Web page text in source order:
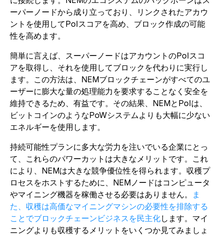
ーパーノードから成り立っており、リンクされたアカウ
ントを使用してPoIスコアを高め、ブロック作成の可能
性を高めます。
簡単に言えば、スーパーノードはアカウントのPoIスコ
アを取得し、それを使用してブロックを代わりに実行し
ます。この方法は、NEMブロックチェーンがすべてのユ
ーザーに膨大な量の処理能力を要求することなく安全を
維持できるため、有益です。その結果、NEMとPoIは、
ビットコインのようなPoWシステムよりも大幅に少ない
エネルギーを使用します。
持続可能性プランに多大な労力を注いでいる企業にとっ
て、これらのパワーカットは大きなメリットです。これ
により、NEMは大きな競争優位性を得られます。収穫プ
ロセスをホストするために、NEMノードはコンピュータ
やマイニング機器を稼働させる必要はありません。
ま
た、収穫は高価なマイニングマシンの必要性を排除する
ことでブロックチェーンビジネスを民主化します。マイ
ニングよりも収穫するメリットをいくつか見てみましょ